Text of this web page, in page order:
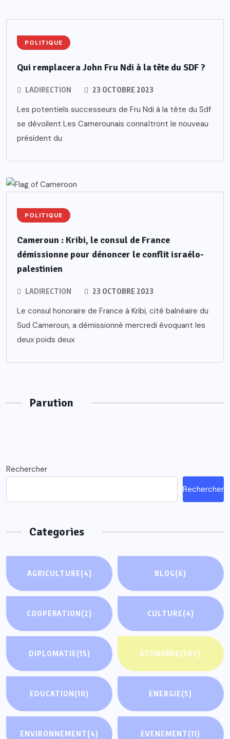
POLITIQUE
Qui remplacera John Fru Ndi à la tête du SDF ?
LADIRECTION 23 OCTOBRE 2023
Les potentiels successeurs de Fru Ndi à la tête du Sdf
se dévoilent Les Camerounais connaîtront le nouveau
président du
POLITIQUE
Cameroun : Kribi, le consul de France
démissionne pour dénoncer le conflit israélo-
palestinien
LADIRECTION 23 OCTOBRE 2023
Le consul honoraire de France à Kribi, cité balnéaire du
Sud Cameroun, a démissionné mercredi évoquant les
deux poids deux
Parution
Rechercher
Rechercher
Categories
AGRICULTURE(4) BLOG(6)
COOPERATION(2) CULTURE(4)
DIPLOMATIE(15) ECONOMIE(267)
EDUCATION(10) ENERGIE(5)
ENVIRONNEMENT(4) EVENEMENT(11)